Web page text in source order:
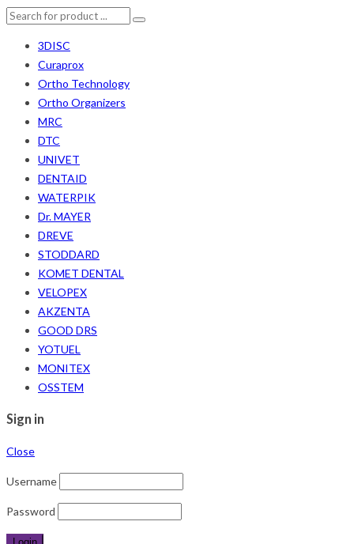
3DISC
Curaprox
Ortho Technology
Ortho Organizers
MRC
DTC
UNIVET
DENTAID
WATERPIK
Dr. MAYER
DREVE
STODDARD
KOMET DENTAL
VELOPEX
AKZENTA
GOOD DRS
YOTUEL
MONITEX
OSSTEM
Sign in
Close
Username
Password